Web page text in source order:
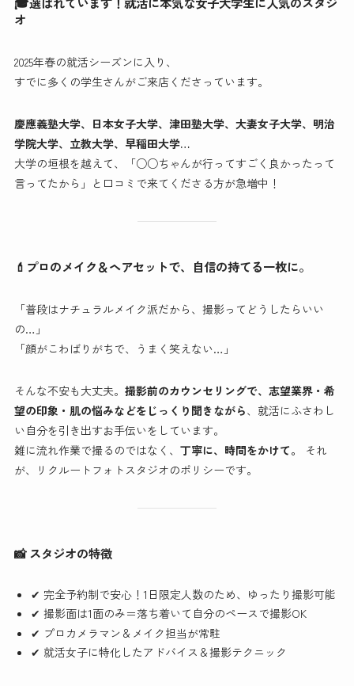
オ
2025年春の就活シーズンに入り、
すでに多くの学生さんがご来店くださっています。
慶應義塾大学、日本女子大学、津田塾大学、大妻女子大学、明治
学院大学、立教大学、早稲田大学…
大学の垣根を越えて、「○○ちゃんが行ってすごく良かったって
言ってたから」と口コミで来てくださる方が急増中！
💄プロのメイク＆ヘアセットで、自信の持てる一枚に。
「普段はナチュラルメイク派だから、撮影ってどうしたらいい
の…」
「顔がこわばりがちで、うまく笑えない…」
そんな不安も大丈夫。 撮影前のカウンセリングで、志望業界・希
望の印象・肌の悩みなどをじっくり聞きながら、就活にふさわし
い自分を引き出すお手伝いをしています。
雑に流れ作業で撮るのではなく、 丁寧に、時間をかけて。
それ
が、リクルートフォトスタジオのポリシーです。
📸 スタジオの特徴
✔ 完全予約制で安心！1日限定人数のため、ゆったり撮影可能
✔ 撮影面は1面のみ＝落ち着いて自分のペースで撮影OK
✔ プロカメラマン＆メイク担当が常駐
✔ 就活女子に特化したアドバイス＆撮影テクニック